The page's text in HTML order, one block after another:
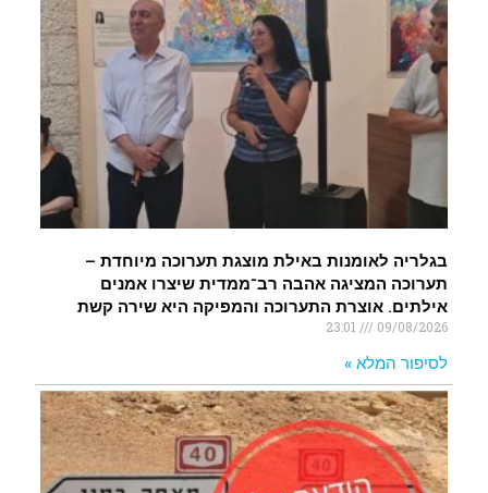
התיכון החדש על שם אריאל שרון יפתח בשכונת
השחמון באילת
בגלריה לאומנות באילת מוצגת תערוכה מיוחדת –
תערוכה המציגה אהבה רב־ממדית שיצרו אמנים
אילתים. אוצרת התערוכה והמפיקה היא שירה קשת
09/08/2026
לסיפור המלא »